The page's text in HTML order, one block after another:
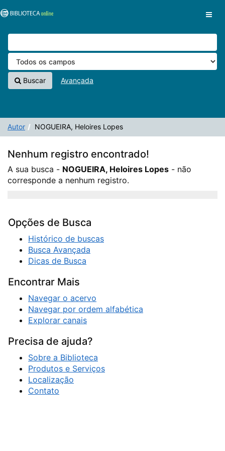
nenhum registro.
VuFind
Buscar Avançada
Autor NOGUEIRA, Heloires Lopes
Nenhum registro encontrado!
A sua busca - NOGUEIRA, Heloires Lopes - não
corresponde a nenhum registro.
Opções de Busca
Histórico de buscas
Busca Avançada
Dicas de Busca
Encontrar Mais
Navegar o acervo
Navegar por ordem alfabética
Explorar canais
Precisa de ajuda?
Sobre a Biblioteca
Produtos e Serviços
Localização
Contato